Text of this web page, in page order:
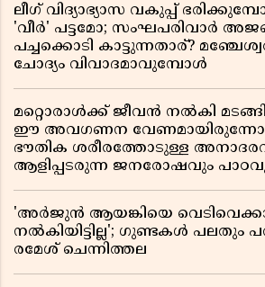
ലീഗ് വിദ്യാഭ്യാസ വകുപ്പ്
'വീർ' പട്ടമോ; സംഘപരിവാർ
പച്ചക്കൊടി കാട്ടുന്നതാര്?
ചോദ്യം വിവാദമാവുമ്പോൾ
മറ്റൊരാൾക്ക് ജീവൻ നൽകി
ഈ അവഗണന വേണമായിരുന്നോ?
ഭൗതിക ശരീരത്തോടുള്ള
ആളിപ്പടരുന്ന ജനരോഷവും
'അർജുൻ ആയങ്കിയെ
നൽകിയിട്ടില്ല'; ഗുണ്ടകൾ പലതും
രമേശ് ചെന്നിത്തല